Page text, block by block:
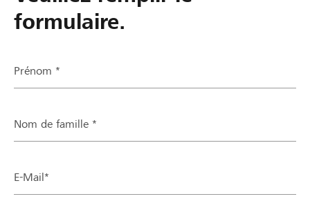
formulaire.
Prénom *
Nom de famille *
E-Mail*